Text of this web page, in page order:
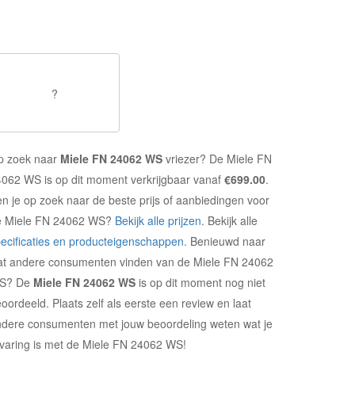
?
zoek naar Miele FN 24062 WS vriezer? De Miele FN
WS is op dit moment verkrijgbaar vanaf€699.00.
je op zoek naar de beste prijs of aanbiedingen voor
Miele FN 24062 WS? Bekijk alle prijzen. Bekijk alle
en producteigenschappen. Benieuwd naar
andere consumenten vinden van de Miele FN 24062
De Miele FN 24062 WS is op dit moment nog niet
Plaats zelf als eerste een review en laat
consumenten met jouw beoordeling weten wat je
is met de Miele FN 24062 WS!